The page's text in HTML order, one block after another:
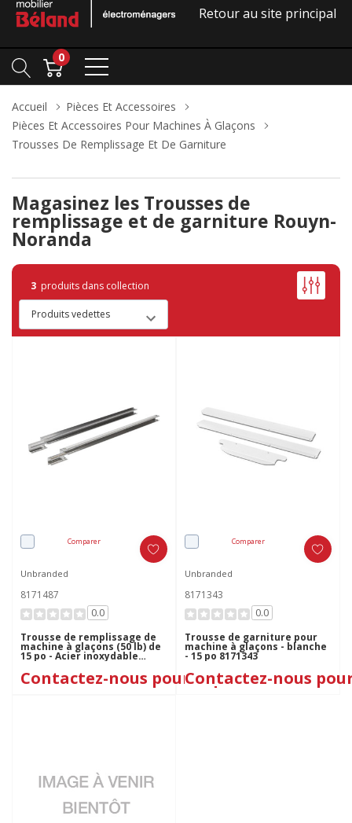
Retour au site principal
0
Accueil
Pièces Et Accessoires
Pièces Et Accessoires Pour Machines À Glaçons
Trousses De Remplissage Et De Garniture
Magasinez les Trousses de
remplissage et de garniture Rouyn-
Noranda
3 produits dans collection
Comparer
Unbranded
8171487
0.0
Trousse de remplissage de
machine à glaçons (50 lb) de
15 po - Acier inoxydable
8171487
Contactez-nous pour le prix
Comparer
Unbranded
8171343
0.0
Trousse de garniture pour
machine à glaçons - blanche
- 15 po 8171343
Contactez-nous